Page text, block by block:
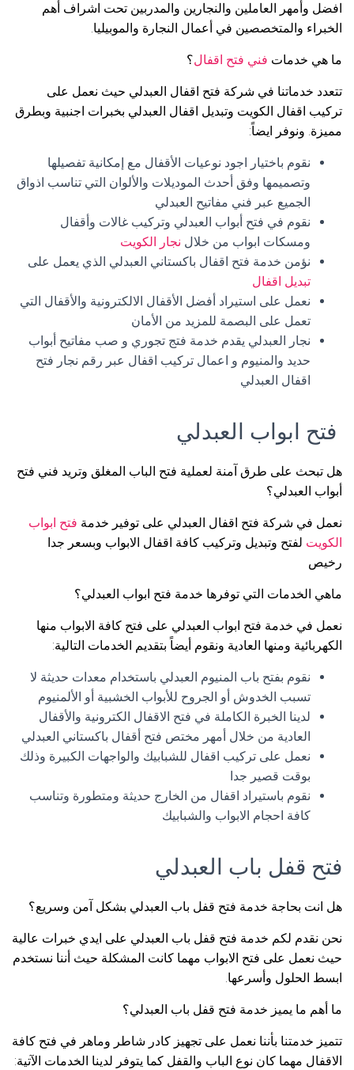
افضل وأمهر العاملين والنجارين والمدربين تحت اشراف أهم
الخبراء والمتخصصين في أعمال النجارة والموبيليا.
ما هي خدمات فني فتح اقفال؟
تتعدد خدماتنا في شركة فتح اقفال العبدلي حيث نعمل على
تركيب اقفال الكويت وتبديل اقفال العبدلي بخبرات اجنبية وبطرق
مميزة. ونوفر ايضاً:
نقوم باختيار اجود نوعيات الأقفال مع إمكانية تفصيلها
وتصميمها وفق أحدث الموديلات والألوان التي تناسب اذواق
الجميع عبر فني مفاتيح العبدلي
نقوم في فتح أبواب العبدلي وتركيب غالات وأقفال
ومسكات ابواب من خلال نجار الكويت
نؤمن خدمة فتح اقفال باكستاني العبدلي الذي يعمل على
تبديل اقفال
نعمل على استيراد أفضل الأقفال الالكترونية والأقفال التي
تعمل على البصمة للمزيد من الأمان
نجار العبدلي يقدم خدمة فتج تجوري و صب مفاتيح أبواب
حديد والمنيوم و اعمال تركيب اقفال عبر رقم نجار فتح
اقفال العبدلي
فتح ابواب العبدلي
هل تبحث على طرق آمنة لعملية فتح الباب المغلق وتريد فني فتح
أبواب العبدلي؟
نعمل في شركة فتح اقفال العبدلي على توفير خدمة فتح ابواب
الكويت لفتح وتبديل وتركيب كافة اقفال الابواب وبسعر جدا
رخيص
ماهي الخدمات التي توفرها خدمة فتح ابواب العبدلي؟
نعمل في خدمة فتح ابواب العبدلي على فتح كافة الابواب منها
الكهربائية ومنها العادية ونقوم أيضاً بتقديم الخدمات التالية:
نقوم بفتح باب المنيوم العبدلي باستخدام معدات حديثة لا
تسبب الخدوش أو الجروح للأبواب الخشبية أو الألمنيوم
لدينا الخبرة الكاملة في فتح الاقفال الكترونية والأقفال
العادية من خلال أمهر مختص فتح أقفال باكستاني العبدلي
نعمل على تركيب اقفال للشبابيك والواجهات الكبيرة وذلك
بوقت قصير جدا
نقوم باستيراد اقفال من الخارج حديثة ومتطورة وتناسب
كافة احجام الابواب والشبابيك
فتح قفل باب العبدلي
هل انت بحاجة خدمة فتح قفل باب العبدلي بشكل آمن وسريع؟
نحن نقدم لكم خدمة فتح قفل باب العبدلي على ايدي خبرات عالية
حيث نعمل على فتح الابواب مهما كانت المشكلة حيث أننا نستخدم
ابسط الحلول وأسرعها.
ما أهم ما يميز خدمة فتح قفل باب العبدلي؟
تتميز خدمتنا بأننا نعمل على تجهيز كادر شاطر وماهر في فتح كافة
الاقفال مهما كان نوع الباب والقفل كما يتوفر لدينا الخدمات الآتية: